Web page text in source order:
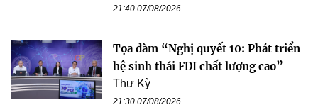
21:40 07/08/2026
Tọa đàm “Nghị quyết 10: Phát triển
hệ sinh thái FDI chất lượng cao”
Thư Kỳ
21:30 07/08/2026